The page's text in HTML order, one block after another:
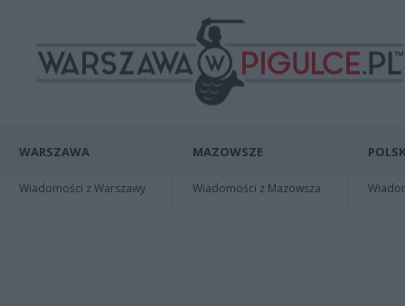
WARSZAWA
Wiadomości z Warszawy
MAZOWSZE
Wiadomości z Mazowsza